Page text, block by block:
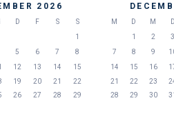
2026
D F S
S
1
5 6 7
8
12 13 14
15
19 20 21
22
26 27 28
29
M D M D
1
2 3
7
8 9
14
15 16
21
22 23
28
29 30 31